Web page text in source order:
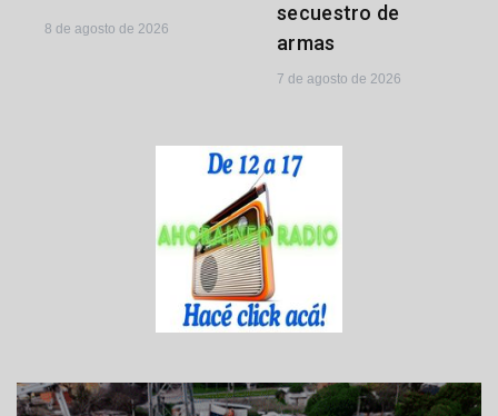
8 de agosto de 2026
secuestro de
armas
7 de agosto de 2026